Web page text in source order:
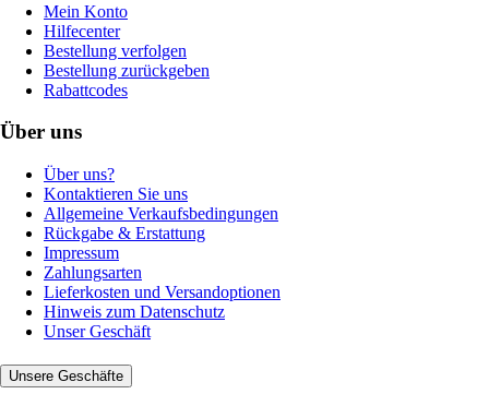
Mein Konto
Hilfecenter
Bestellung verfolgen
Bestellung zurückgeben
Rabattcodes
Über uns
Über uns?
Kontaktieren Sie uns
Allgemeine Verkaufsbedingungen
Rückgabe & Erstattung
Impressum
Zahlungsarten
Lieferkosten und Versandoptionen
Hinweis zum Datenschutz
Unser Geschäft
Unsere Geschäfte